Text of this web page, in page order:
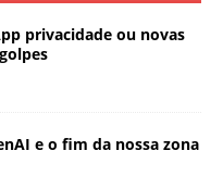
privacidade ou novas
e o fim da nossa zona